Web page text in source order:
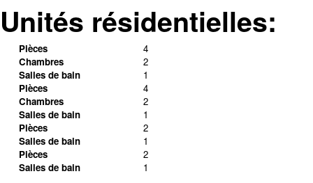
Unités résidentielles:
Pièces
4
Chambres
2
Salles de bain
1
Pièces
4
Chambres
2
Salles de bain
1
Pièces
2
Salles de bain
1
Pièces
2
Salles de bain
1